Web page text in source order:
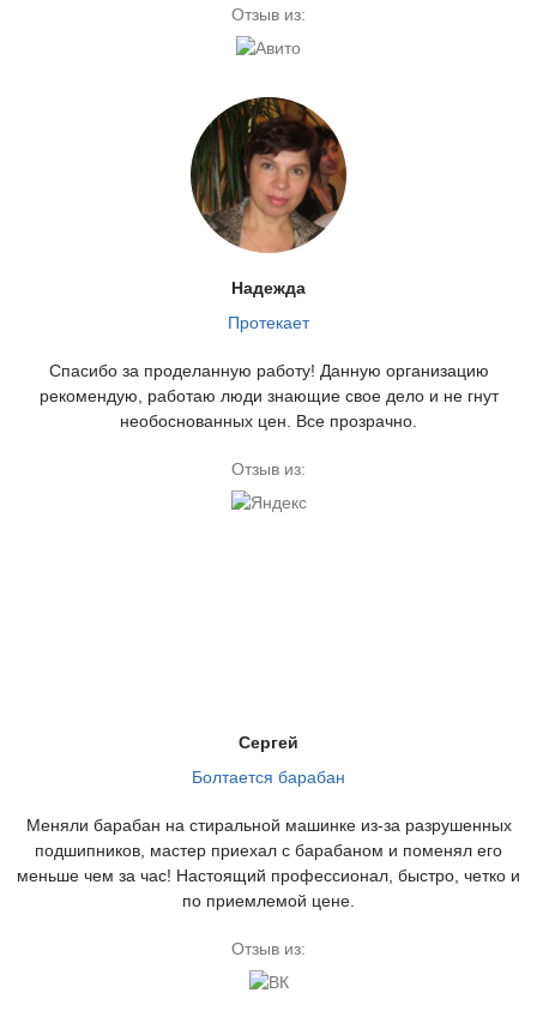
Отзыв из:
Надежда
Протекает
Спасибо за проделанную работу! Данную организацию
рекомендую, работаю люди знающие свое дело и не гнут
необоснованных цен. Все прозрачно.
Отзыв из:
Сергей
Болтается барабан
Меняли барабан на стиральной машинке из-за разрушенных
подшипников, мастер приехал с барабаном и поменял его
меньше чем за час! Настоящий профессионал, быстро, четко и
по приемлемой цене.
Отзыв из: